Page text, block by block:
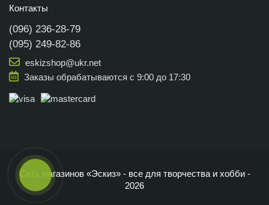
Контакты
(096) 236-28-79
(095) 249-82-86
eskizshop@ukr.net
Заказы обрабатываются с 9:00 до 17:30
Сеть магазинов «Эскиз» - все для творчества и хобби -
2026